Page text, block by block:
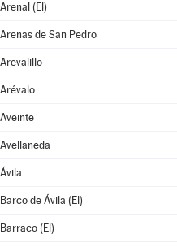
Arenal (El)
Arenas de San Pedro
Arevalillo
Arévalo
Aveinte
Avellaneda
Ávila
Barco de Ávila (El)
Barraco (El)